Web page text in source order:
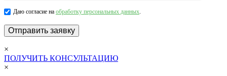
Даю согласие на обработку персональных данных.
×
ПОЛУЧИТЬ КОНСУЛЬТАЦИЮ
×